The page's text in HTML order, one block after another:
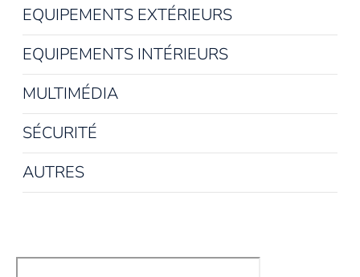
EQUIPEMENTS EXTÉRIEURS
EQUIPEMENTS INTÉRIEURS
MULTIMÉDIA
SÉCURITÉ
AUTRES